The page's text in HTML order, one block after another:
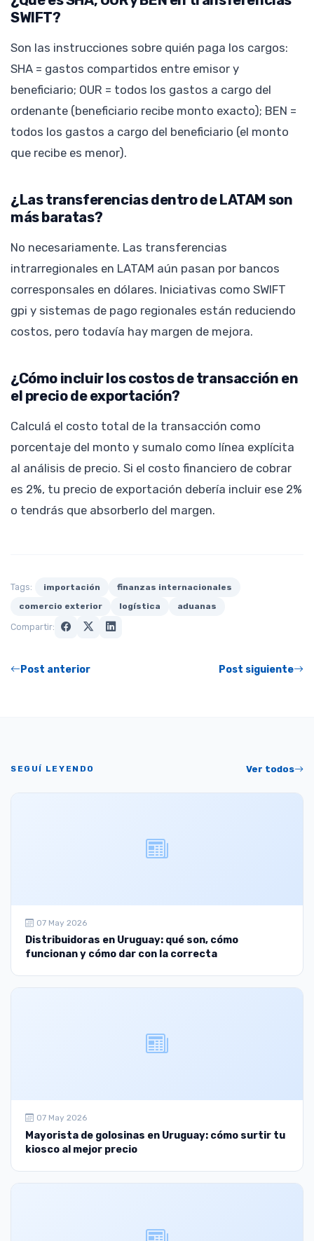
SWIFT?
Son las instrucciones sobre quién paga los cargos:
SHA = gastos compartidos entre emisor y
beneficiario; OUR = todos los gastos a cargo del
ordenante (beneficiario recibe monto exacto); BEN =
todos los gastos a cargo del beneficiario (el monto
que recibe es menor).
¿Las transferencias dentro de LATAM son
más baratas?
No necesariamente. Las transferencias
intrarregionales en LATAM aún pasan por bancos
corresponsales en dólares. Iniciativas como SWIFT
gpi y sistemas de pago regionales están reduciendo
costos, pero todavía hay margen de mejora.
¿Cómo incluir los costos de transacción en
el precio de exportación?
Calculá el costo total de la transacción como
porcentaje del monto y sumalo como línea explícita
al análisis de precio. Si el costo financiero de cobrar
es 2%, tu precio de exportación debería incluir ese 2%
o tendrás que absorberlo del margen.
Tags: importación
finanzas internacionales
comercio exterior
logística aduanas
Compartir:
Post anterior Post siguiente
SEGUÍ LEYENDO Ver todos
07 May 2026
Distribuidoras en Uruguay: qué son, cómo
funcionan y cómo dar con la correcta
07 May 2026
Mayorista de golosinas en Uruguay: cómo surtir tu
kiosco al mejor precio